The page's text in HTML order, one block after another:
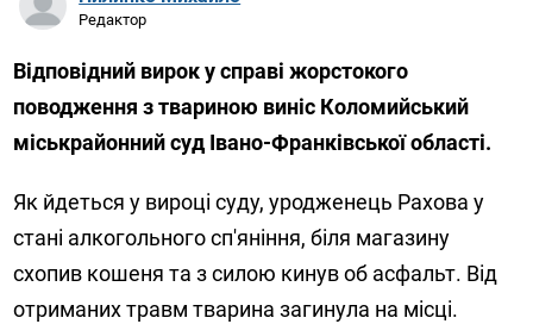
Редактор
Відповідний вирок у справі жорстокого
поводження з твариною виніс Коломийський
міськрайонний суд Івано-Франківської області.
Як йдеться у вироці суду, уродженець Рахова у
стані алкогольного сп'яніння, біля магазину
схопив кошеня та з силою кинув об асфальт. Від
отриманих травм тварина загинула на місці.